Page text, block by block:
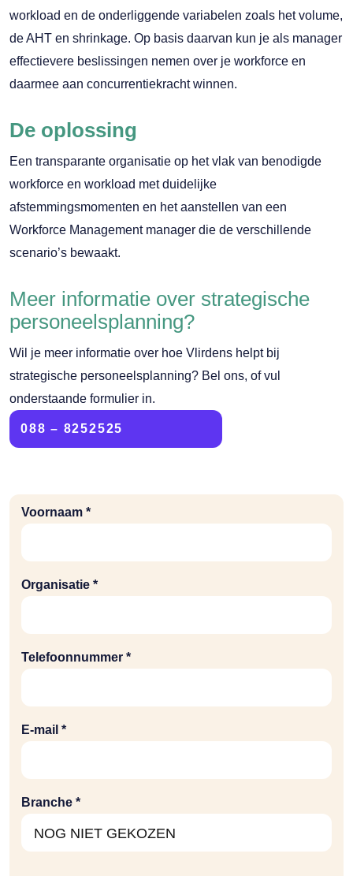
workload en de onderliggende variabelen zoals het volume,
de AHT en shrinkage. Op basis daarvan kun je als manager
effectievere beslissingen nemen over je workforce en
daarmee aan concurrentiekracht winnen.
De oplossing
Een transparante organisatie op het vlak van benodigde
workforce en workload met duidelijke
afstemmingsmomenten en het aanstellen van een
Workforce Management manager die de verschillende
scenario’s bewaakt.
Meer informatie over strategische
personeelsplanning?
Wil je meer informatie over hoe Vlirdens helpt bij
strategische personeelsplanning? Bel ons, of vul
onderstaande formulier in.
088 – 8252525
Voornaam *
Organisatie *
Telefoonnummer *
E-mail *
Branche *